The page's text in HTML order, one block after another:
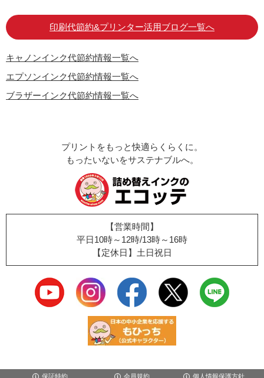
印刷代節約&プリンター活用ブログ一覧へ
キャノンインク代節約情報一覧へ
エプソンインク代節約情報一覧へ
ブラザーインク代節約情報一覧へ
プリントをもっと快適らくらくに。
もったいないをサステナブルへ。
【営業時間】
平日10時～12時/13時～16時
【定休日】土日祝日
保証特約 会員規約 個人情報保護方針